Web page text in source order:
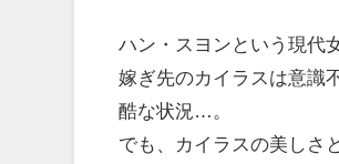
ハン・スヨンという現代
嫁ぎ先のカイラスは意識
酷な状況…。
でも、カイラスの美しさ